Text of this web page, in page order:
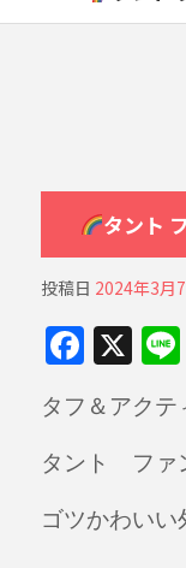
タント
投稿日 2024年3月
F
a
c
e
b
o
X Li
タフ＆アクテ
タント ファ
ゴツかわいい